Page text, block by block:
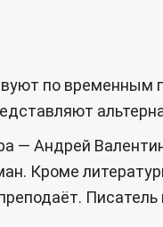
по временным
— Андрей
Кроме